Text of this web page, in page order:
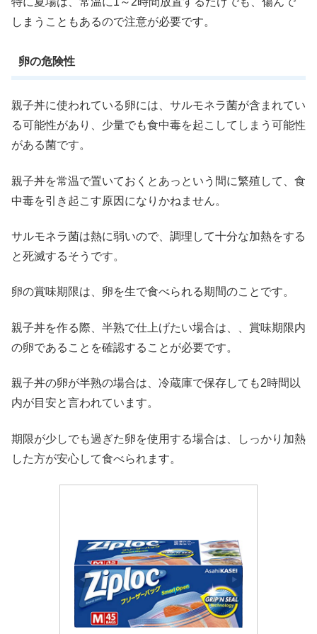
しまうこともあるので注意が必要です。
卵の危険性
親子丼に使われている卵には、サルモネラ菌が含まれてい
る可能性があり、少量でも食中毒を起こしてしまう可能性
がある菌です。
親子丼を常温で置いておくとあっという間に繁殖して、食
中毒を引き起こす原因になりかねません。
サルモネラ菌は熱に弱いので、調理して十分な加熱をする
と死滅するそうです。
卵の賞味期限は、卵を生で食べられる期間のことです。
親子丼を作る際、半熟で仕上げたい場合は、、賞味期限内
の卵であることを確認することが必要です。
親子丼の卵が半熟の場合は、冷蔵庫で保存しても2時間以
内が目安と言われています。
期限が少しでも過ぎた卵を使用する場合は、しっかり加熱
した方が安心して食べられます。